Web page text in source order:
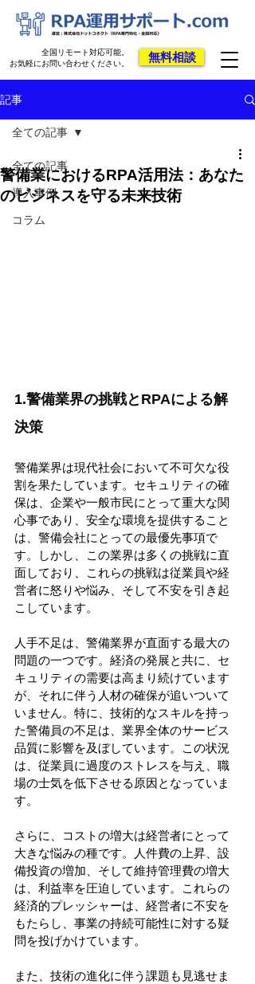
無料相談
全国リモート対応可能。
お気軽にお問い合わせください。
記事
全ての記事
導入事例
コラム
全ての記事
警備業におけるRPA活用法：あなた
のビジネスを守る未来技術
1.警備業界の挑戦とRPAによる解
決策
警備業界は現代社会において不可欠な役
割を果たしています。セキュリティの確
保は、企業や一般市民にとって重大な関
心事であり、安全な環境を提供すること
は、警備会社にとっての最優先事項で
す。しかし、この業界は多くの挑戦に直
面しており、これらの挑戦は従業員や経
営者に怒りや悩み、そして不安を引き起
こしています。
人手不足は、警備業界が直面する最大の
問題の一つです。経済の発展と共に、セ
キュリティの需要は高まり続けています
が、それに伴う人材の確保が追いついて
いません。特に、技術的なスキルを持っ
た警備員の不足は、業界全体のサービス
品質に影響を及ぼしています。この状況
は、従業員に過度のストレスを与え、職
場の士気を低下させる原因となっていま
す。
さらに、コストの増大は経営者にとって
大きな悩みの種です。人件費の上昇、設
備投資の増加、そして維持管理費の増大
は、利益率を圧迫しています。これらの
経済的プレッシャーは、経営者に不安を
もたらし、事業の持続可能性に対する疑
問を投げかけています。
また、技術の進化に伴う課題も見逃せま